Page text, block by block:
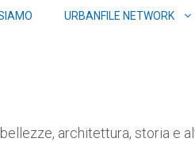
URBANFILE NETWORK
architettura, storia e